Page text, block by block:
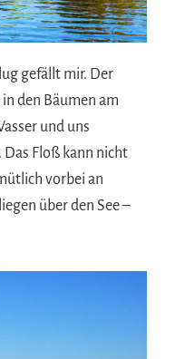
gefällt mir. Der
den Bäumen am
und uns
Floß kann nicht
vorbei an
über den See –